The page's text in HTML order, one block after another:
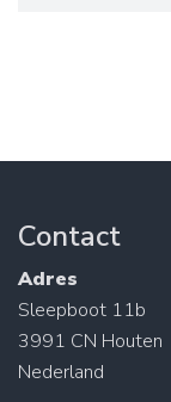
Contact
Adres
Sleepboot 11b
3991 CN Houten
Nederland